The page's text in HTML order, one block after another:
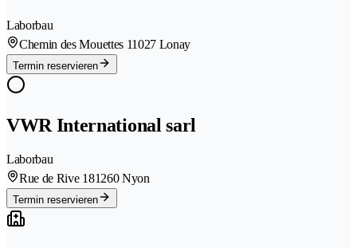
Laborbau
Chemin des Mouettes 11027 Lonay
Termin reservieren
VWR International sarl
Laborbau
Rue de Rive 181260 Nyon
Termin reservieren